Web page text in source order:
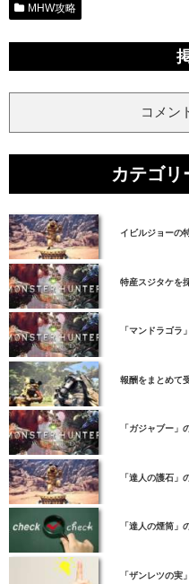
MHW攻略
コメン
カテゴリ
イビルジョーの
特産スジタケを
「マンドラゴラ
報酬をまとめて
「ガジャブー」
「達人の護石」
「達人の煙筒」
「ザンレツの実